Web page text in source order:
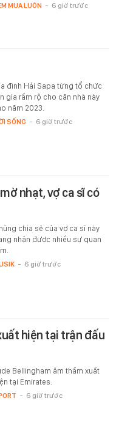
MUA LUÔN - 6 giờ trước
đình Hải Sapa từng tổ chức
gia rầm rộ cho căn nhà này
năm 2023.
SỐNG - 6 giờ trước
nhạt, vợ ca sĩ có
chia sẻ của vợ ca sĩ này
nhận được nhiều sự quan
- 6 giờ trước
hiện tại trận đấu
Bellingham âm thầm xuất
tại Emirates.
- 6 giờ trước